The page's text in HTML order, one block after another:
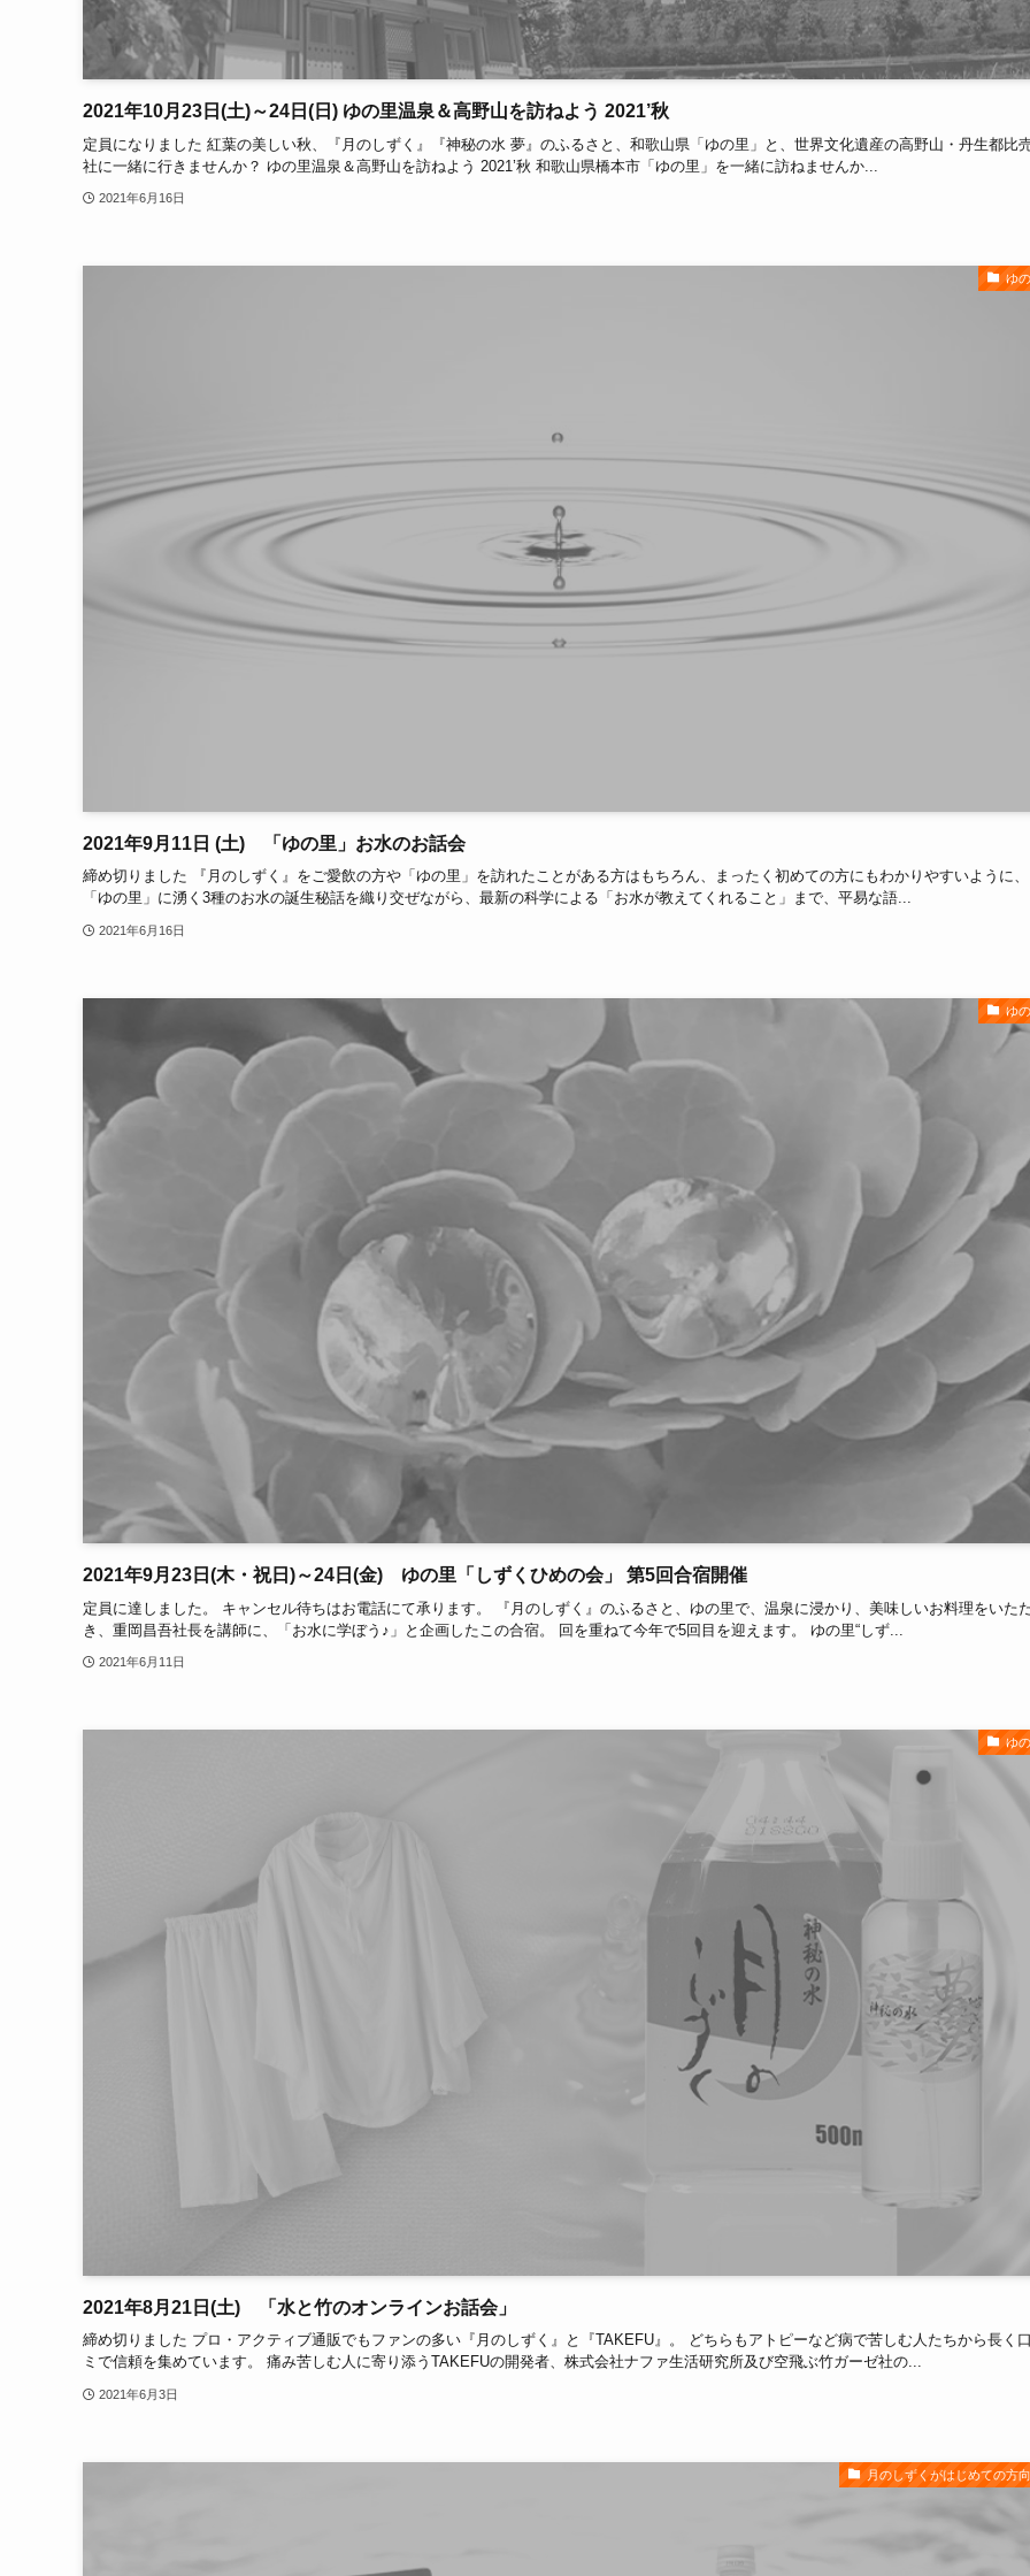
2021年10月23日(土)～24日(日) ゆの里温泉＆高野山を訪ねよう 2021’秋
定員になりました 紅葉の美しい秋、『月のしずく』『神秘の水 夢』のふるさと、和歌山県「ゆの里」と、世界文化遺産の高野山・丹生都比
社に一緒に行きませんか？ ゆの里温泉＆高野山を訪ねよう 2021’秋 和歌山県橋本市「ゆの里」を一緒に訪ねませんか...
2021年6月16日
ゆ
2021年9月11日 (土) 「ゆの里」お水のお話会
締め切りました 『月のしずく』をご愛飲の方や「ゆの里」を訪れたことがある方はもちろん、まったく初めての方にもわかりやすいように、
「ゆの里」に湧く3種のお水の誕生秘話を織り交ぜながら、最新の科学による「お水が教えてくれること」まで、平易な語...
2021年6月16日
ゆ
2021年9月23日(木・祝日)～24日(金) ゆの里「しずくひめの会」 第5回合宿開催
定員に達しました。 キャンセル待ちはお電話にて承ります。 『月のしずく』のふるさと、ゆの里で、温泉に浸かり、美味しいお料理をいた
き、重岡昌吾社長を講師に、「お水に学ぼう♪」と企画したこの合宿。 回を重ねて今年で5回目を迎えます。 ゆの里“しず...
2021年6月11日
ゆ
2021年8月21日(土) 「水と竹のオンラインお話会」
締め切りました プロ・アクティブ通販でもファンの多い『月のしずく』と『TAKEFU』。 どちらもアトピーなど病で苦しむ人たちから長く
ミで信頼を集めています。 痛み苦しむ人に寄り添うTAKEFUの開発者、株式会社ナファ生活研究所及び空飛ぶ竹ガーゼ社の...
2021年6月3日
月のしずくがはじめての方